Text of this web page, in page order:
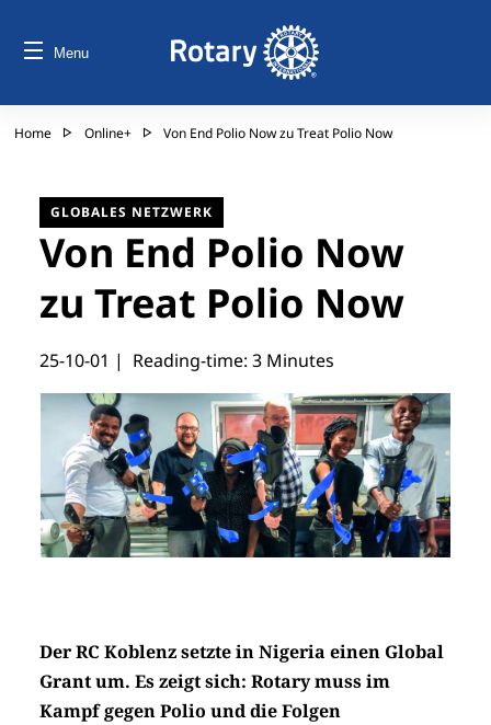
Menu
Home Online+ Von End Polio Now zu Treat Polio Now
GLOBALES NETZWERK
Von End Polio Now
zu Treat Polio Now
25-10-01 | Reading-time: 3 Minutes
Der RC Koblenz setzte in Nigeria einen Global
Grant um. Es zeigt sich: Rotary muss im
Kampf gegen Polio und die Folgen